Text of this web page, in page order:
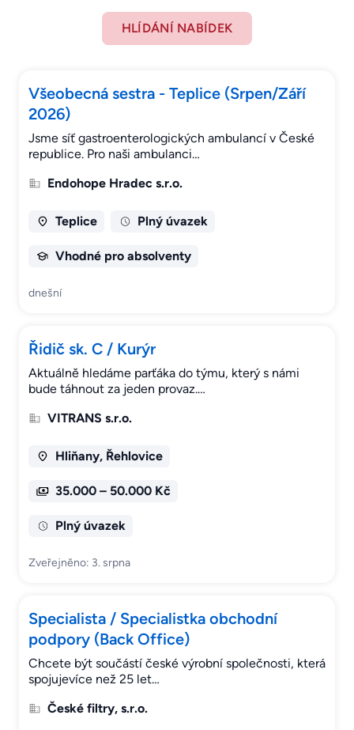
HLÍDÁNÍ NABÍDEK
Všeobecná sestra - Teplice (Srpen/Září
2026)
Jsme síť gastroenterologických ambulancí v České
republice. Pro naši ambulanci…
Endohope Hradec s.r.o.
Teplice Plný úvazek
Vhodné pro absolventy
dnešní
Řidič sk. C / Kurýr
Aktuálně hledáme parťáka do týmu, který s námi
bude táhnout za jeden provaz.…
VITRANS s.r.o.
Hliňany, Řehlovice
35.000 – 50.000 Kč
Plný úvazek
Zveřejněno: 3. srpna
Specialista / Specialistka obchodní
podpory (Back Office)
Chcete být součástí české výrobní společnosti, která
spojujevíce než 25 let…
České filtry, s.r.o.